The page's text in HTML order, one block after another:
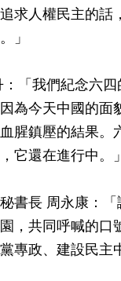
求人權民主的
」
「我們紀念六
為今天中國的
腥鎮壓的結果
它還在進行中。」
書長 周永康：
，共同呼喊的
專政、建設民主